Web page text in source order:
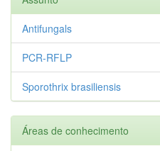
Antifungals
PCR-RFLP
Sporothrix brasiliensis
Áreas de conhecimento